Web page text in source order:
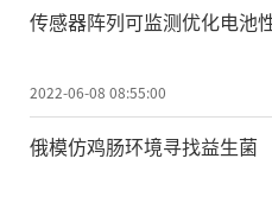
传感器阵列可监测优化电池
2022-06-08 08:55:00
俄模仿鸡肠环境寻找益生菌